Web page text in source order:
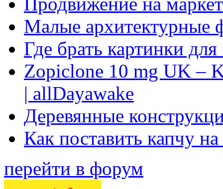
Малые архитектурные
Где брать картинки
Zopiclone 10 mg UK –
| allDayawake
Деревянные
Как поставить капчу
перейти в форум